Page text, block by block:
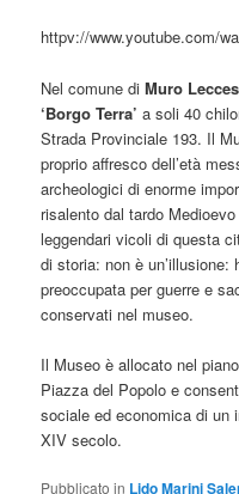
httpv://www.youtube.com/
Nel comune di Muro
‘Borgo Terra’a soli 40
Strada Provinciale 193. Il
proprio affresco dell’età
archeologici di enorme
risalento dal tardo
leggendari vicoli di questa
di storia: non è
preoccupata per guerre e
conservati nel museo.
Il Museo è allocato nel
Piazza del Popolo e
sociale ed economica di un
XIV secolo.
Pubblicato in Lido Marini